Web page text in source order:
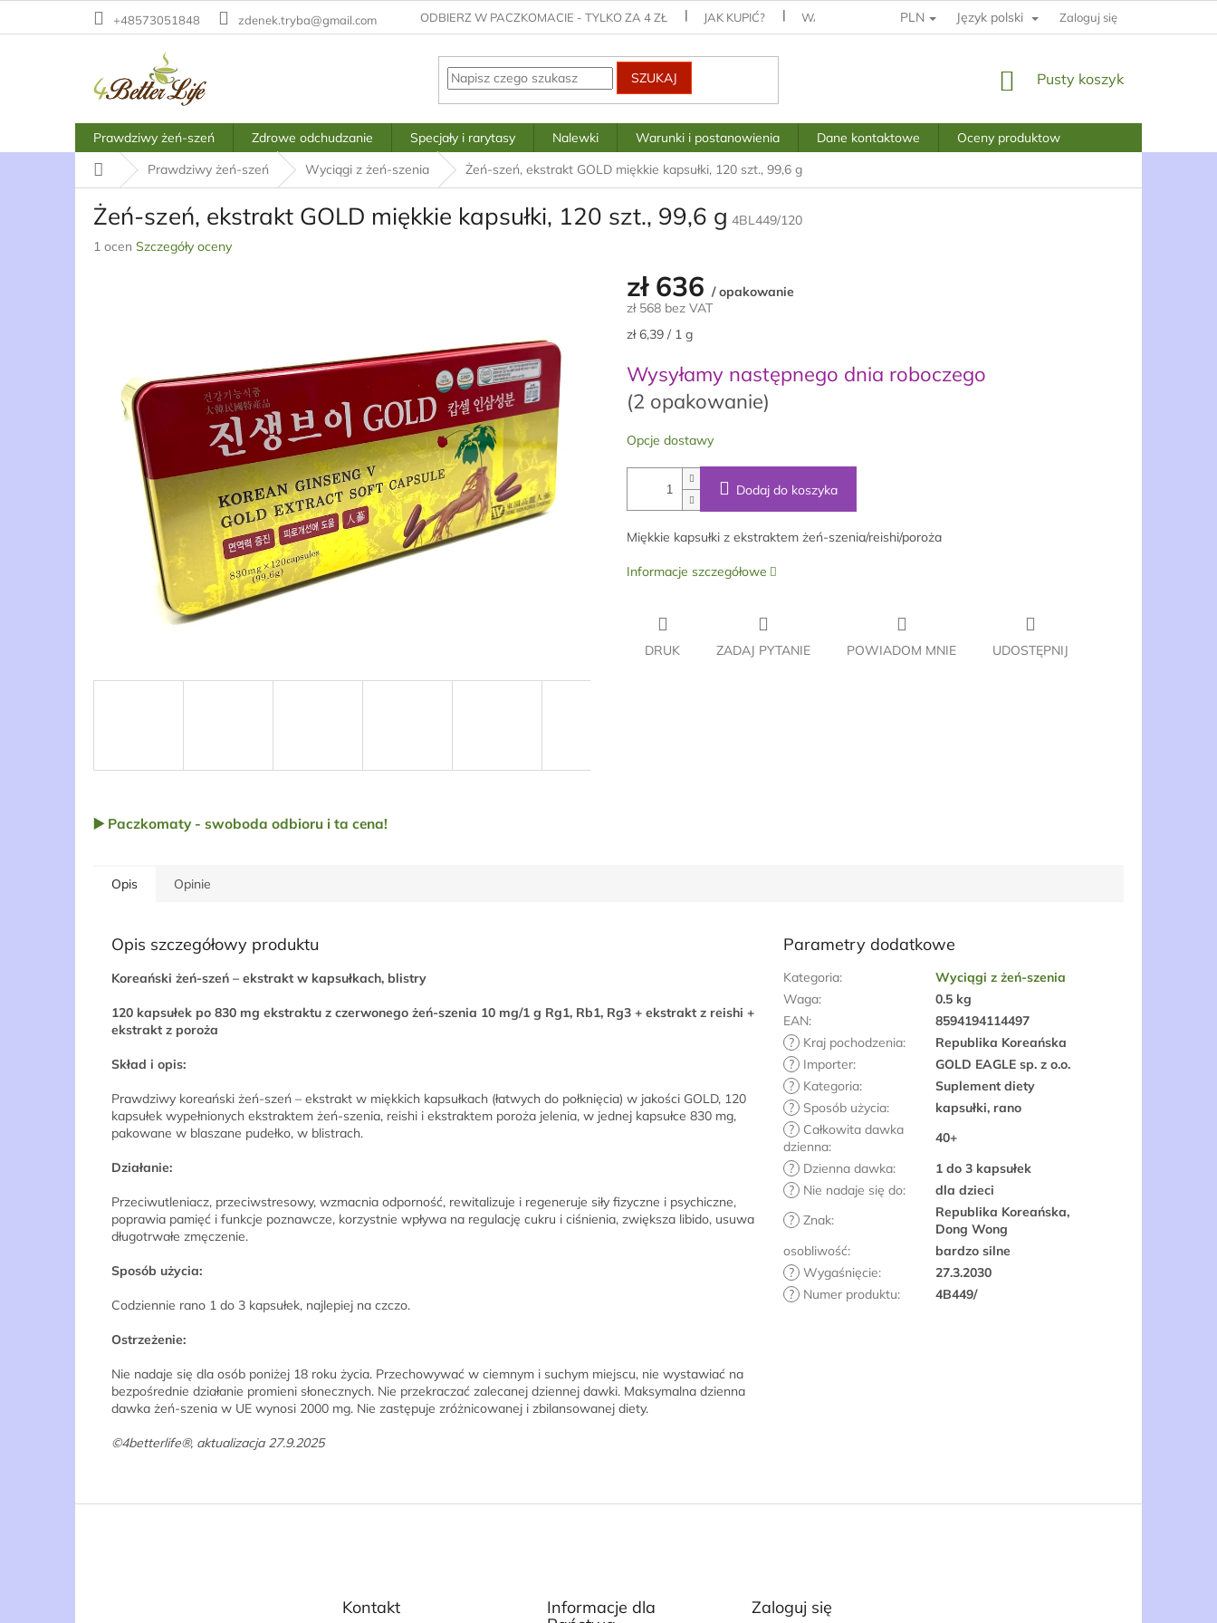
+48573051848 zdenek.tryba@gmail.com ODBIERZ W PACZKOMACIE - TYLKO ZA 4 ZŁ JAK KUPIĆ? WARUNKI I POSTANOWIENIA POLITYKA PRYWATNOŚCI
PLN Język polski Zaloguj się
SZUKAJ KOSZYK
Pusty koszyk
Prawdziwy żeń-szeń Zdrowe odchudzanie Specjały i rarytasy Nalewki Warunki i postanowienia Dane kontaktowe
Oceny produktow
Home
Prawdziwy żeń-szeń Wyciągi z żeń-szenia Żeń-szeń, ekstrakt GOLD miękkie kapsułki, 120 szt., 99,6 g
Żeń-szeń, ekstrakt GOLD miękkie kapsułki, 120 szt., 99,6 g 4BL449/120
Średnia
1 ocen Szczegóły oceny
zł 636 / opakowanie
zł 568 bez VAT
Cena
zł 6,39 / 1 g
Wysyłamy następnego dnia roboczego
(2 opakowanie)
Opcje dostawy
Dodaj do koszyka
Miękkie kapsułki z ekstraktem żeń-szenia/reishi/poroża
Informacje szczegółowe
DRUK ZADAJ PYTANIE POWIADOM MNIE UDOSTĘPNIJ
▶️ Paczkomaty - swoboda odbioru i ta cena!
Opis Opinie
Opis szczegółowy produktu
Koreański żeń-szeń – ekstrakt w kapsułkach, blistry
120 kapsułek po 830 mg ekstraktu z czerwonego żeń-szenia 10 mg/1 g Rg1, Rb1, Rg3 + ekstrakt z reishi +
ekstrakt z poroża
Skład i opis:
Prawdziwy koreański żeń-szeń – ekstrakt w miękkich kapsułkach (łatwych do połknięcia) w jakości GOLD, 120
kapsułek wypełnionych ekstraktem żeń-szenia, reishi i ekstraktem poroża jelenia, w jednej kapsułce 830 mg,
pakowane w blaszane pudełko, w blistrach.
Działanie:
Przeciwutleniacz, przeciwstresowy, wzmacnia odporność, rewitalizuje i regeneruje siły fizyczne i psychiczne,
poprawia pamięć i funkcje poznawcze, korzystnie wpływa na regulację cukru i ciśnienia, zwiększa libido, usuwa
długotrwałe zmęczenie.
Sposób użycia:
Codziennie rano 1 do 3 kapsułek, najlepiej na czczo.
Ostrzeżenie:
Nie nadaje się dla osób poniżej 18 roku życia. Przechowywać w ciemnym i suchym miejscu, nie wystawiać na
bezpośrednie działanie promieni słonecznych. Nie przekraczać zalecanej dziennej dawki. Maksymalna dzienna
dawka żeń-szenia w UE wynosi 2000 mg. Nie zastępuje zróżnicowanej i zbilansowanej diety.
©4betterlife®, aktualizacja 27.9.2025
Parametry dodatkowe
Kategoria:
Wyciągi z żeń-szenia
Waga:
0.5 kg
EAN:
8594194114497
?
Kraj pochodzenia:
Republika Koreańska
?
Importer:
GOLD EAGLE sp. z o.o.
?
Kategoria:
Suplement diety
?
Sposób użycia:
kapsułki, rano
?
Całkowita dawka
dzienna:
40+
?
Dzienna dawka:
1 do 3 kapsułek
?
Nie nadaje się do:
dla dzieci
? Znak:
Republika Koreańska,
Dong Wong
osobliwość:
bardzo silne
? Wygaśnięcie:
27.3.2030
?
Numer produktu: 4B449/
Kontakt
Informacje dla
Zaloguj się